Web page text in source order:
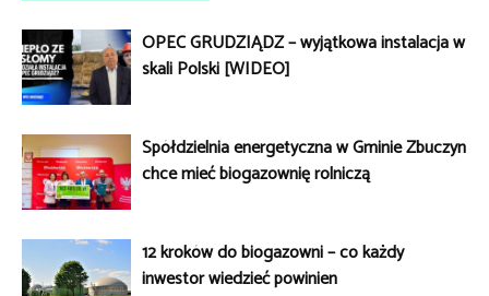
OPEC GRUDZIĄDZ – wyjątkowa instalacja w
skali Polski [WIDEO]
Spółdzielnia energetyczna w Gminie Zbuczyn
chce mieć biogazownię rolniczą
12 kroków do biogazowni – co każdy
inwestor wiedzieć powinien